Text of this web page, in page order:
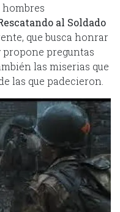
al Soldado
que busca honrar
propone preguntas
las miserias que
las que padecieron.